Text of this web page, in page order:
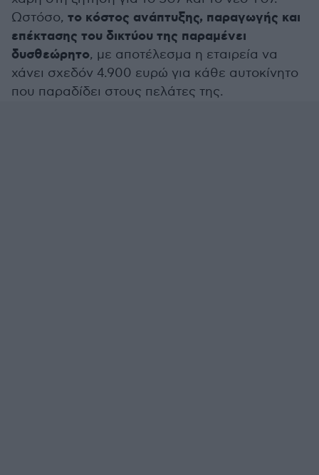
Ωστόσο, το κόστος ανάπτυξης, παραγωγής και
επέκτασης του δικτύου της παραμένει
δυσθεώρητο, με αποτέλεσμα η εταιρεία να
χάνει σχεδόν 4.900 ευρώ για κάθε αυτοκίνητο
που παραδίδει στους πελάτες της.